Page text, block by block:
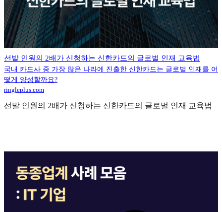
선발 인원의 2배가 신청하는 신한카드의 글로벌 인재 교육법
국내 카드사 중 가장 많은 나라에 진출한 신한카드는 글로벌 인재를 어
떻게 양성할까요?
ringleplus.com
선발 인원의 2배가 신청하는 신한카드의 글로벌 인재 교육법